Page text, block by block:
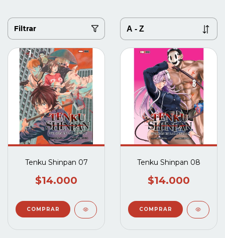
Filtrar
Tenku Shinpan 07
$14.000
Tenku Shinpan 08
$14.000